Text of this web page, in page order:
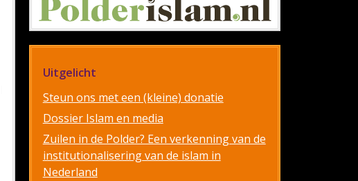
Uitgelicht
Steun ons met een (kleine) donatie
Dossier Islam en media
Zuilen in de Polder? Een verkenning van de
institutionalisering van de islam in
Nederland